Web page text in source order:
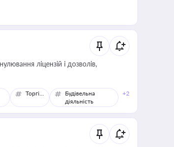
ліцензій і дозволів,
Торгівля
Будівельна
діяльність
+2